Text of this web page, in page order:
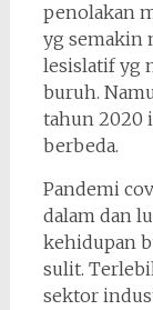
penolakan
yg semakin
lesislatif yg
buruh.
tahun 2020
berbeda.
Pandemi
dalam dan
kehidupan
sulit.
sektor